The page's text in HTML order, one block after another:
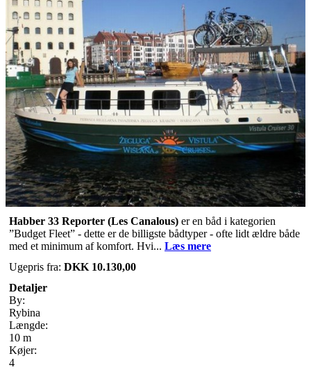
Habber 33 Reporter (Les Canalous) er en båd i kategorien
”Budget Fleet” - dette er de billigste bådtyper - ofte lidt ældre både
med et minimum af komfort. Hvi... Læs mere
Ugepris fra: DKK 10.130,00
Detaljer
By:
Rybina
Længde:
10 m
Køjer:
4